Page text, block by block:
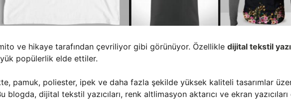
ve hikaye tarafından çevriliyor gibi görünüyor. Özellikle dijital tekstil
popülerlik elde ettiler.
pamuk, poliester, ipek ve daha fazla şekilde yüksek kaliteli tasarımlar
blogda, dijital tekstil yazıcıları, renk altlimasyon aktarıcı ve ekran yazıcıları